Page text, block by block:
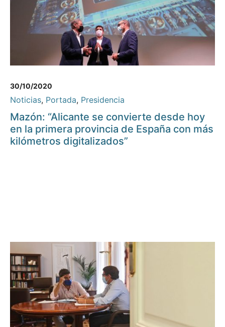
30/10/2020
Noticias, Portada, Presidencia
Mazón: “Alicante se convierte desde hoy
en la primera provincia de España con más
kilómetros digitalizados”